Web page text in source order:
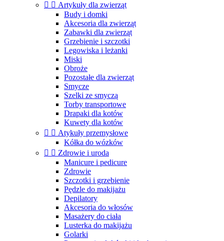
  Artykuły dla zwierząt
Budy i domki
Akcesoria dla zwierząt
Zabawki dla zwierząt
Grzebienie i szczotki
Legowiska i leżanki
Miski
Obroże
Pozostałe dla zwierząt
Smycze
Szelki ze smyczą
Torby transportowe
Drapaki dla kotów
Kuwety dla kotów
  Atykuły przemysłowe
Kółka do wózków
  Zdrowie i uroda
Manicure i pedicure
Zdrowie
Szczotki i grzebienie
Pędzle do makijażu
Depilatory
Akcesoria do włosów
Masażery do ciała
Lusterka do makijażu
Golarki